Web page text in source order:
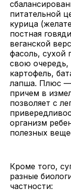
питательной
курица
постная
веганской
фасоль, сухой
свою очередь,
картофель,
лапша. Плюс —
причем в
позволяет с
организм
полезных
Кроме того,
разные
частности: